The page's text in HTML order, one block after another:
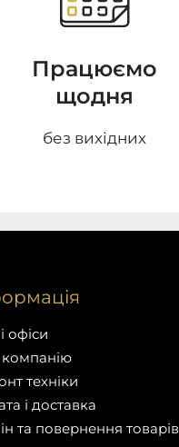
Працюємо
щодня
без вихідних
офіси
техніки
і доставка
та повернення товарів